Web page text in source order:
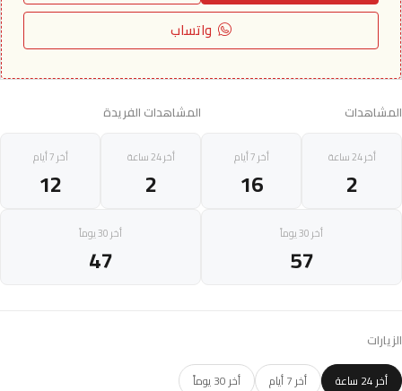
واتساب
المشاهدات
أخر 24 ساعة
2
أخر 7 أيام
16
أخر 30 يوماً
57
المشاهدات الفريدة
أخر 24 ساعة
2
أخر 7 أيام
12
أخر 30 يوماً
47
الزيارات
أخر 24 ساعة أخر 7 أيام أخر 30 يوماً